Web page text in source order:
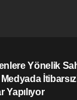
Yönelik
Yapılıyor